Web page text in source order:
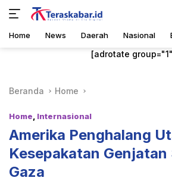
Home News Daerah Nasional
[adrotate
Beranda Home
Home Internasional
Amerika Penghalang
Kesepakatan Genjatan
Gaza